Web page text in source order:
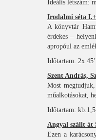
Ideális létszám:
Irodalmi séta
A könyvtár
érdekes –
apropóul az
Időtartam: 2x
Szent András,
Most
műalkotásokat,
Időtartam:
Angyal szállt át
Ezen a